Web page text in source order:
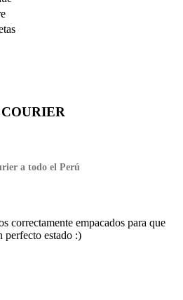
a todo el Perú
correctamente empacados para que
perfecto estado :)